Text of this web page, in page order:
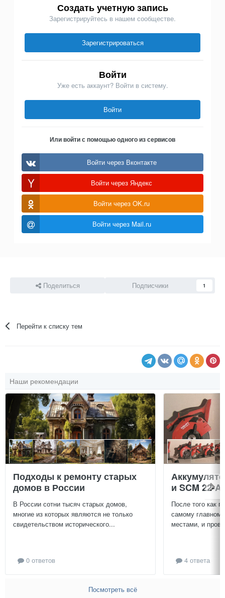
Создать учетную запись
Зарегистрируйтесь в нашем сообществе.
Зарегистрироваться
Войти
Уже есть аккаунт? Войти в систему.
Войти
Или войти с помощью одного из сервисов
Войти через Вконтакте
Войти через Яндекс
Войти через OK.ru
Войти через Mail.ru
Поделиться Подписчики 1
Перейти к списку тем
Наши рекомендации
Подходы к ремонту старых
домов в России
В России сотни тысяч старых домов,
многие из которых являются не только
свидетельством исторического...
0 ответов
и SCM 22-A
После того как
самому
местами, и
4 ответа
Посмотреть всё